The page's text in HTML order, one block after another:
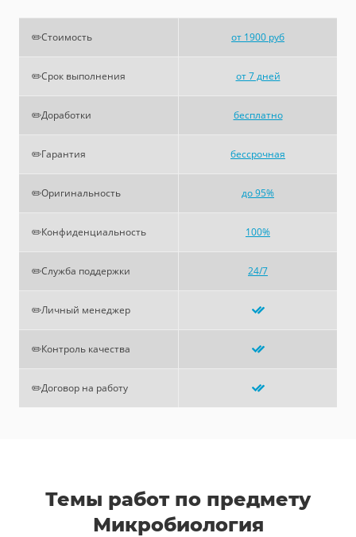
✏️Стоимость от 1900 руб
✏️Срок выполнения от 7 дней
✏️Доработки бесплатно
✏️Гарантия бессрочная
✏️Оригинальность до 95%
✏️Конфиденциальность 100%
✏️Служба поддержки 24/7
✏️Личный менеджер
✏️Контроль качества
✏️Договор на работу
Темы работ по предмету
Микробиология